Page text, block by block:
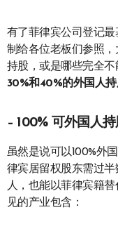
有了菲律宾公司登记
制给各位老板们参照
持股，或是哪些完全
30%和40%的外国人
– 100% 可外国人
虽然是说可以100%外
律宾居留权股东需过
人，也能以菲律宾籍
见的产业包含：